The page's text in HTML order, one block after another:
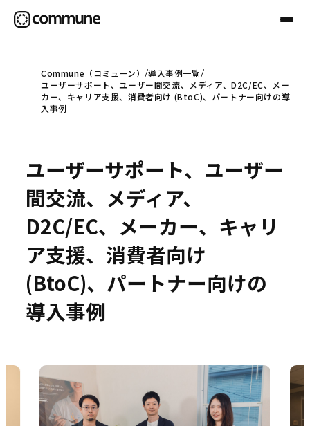
Communeについて
事例
セミナー
お役立ち情報
Commune（コミューン）
導入事例一覧
ユーザーサポート、ユーザー間交流、メディア、D2C/EC、メー
カー、キャリア支援、消費者向け (BtoC)、パートナー向けの導
入事例
ユーザーサポート、ユーザー
間交流、メディア、
D2C/EC、メーカー、キャリ
ア支援、消費者向け
(BtoC)、パートナー向けの
導入事例